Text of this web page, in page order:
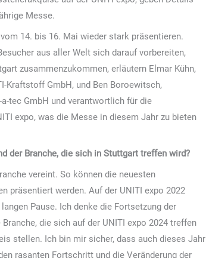
Messe.
14. bis 16. Mai wieder stark präsentieren.
aus aller Welt sich darauf vorbereiten,
zusammenzukommen, erläutern Elmar Kühn,
Kraftstoff GmbH, und Ben Boroewitsch,
tec GmbH und verantwortlich für die
expo, was die Messe in diesem Jahr zu bieten
der Branche, die sich in Stuttgart treffen wird?
vereint. So können die neuesten
präsentiert werden. Auf der UNITI expo 2022
Pause. Ich denke die Fortsetzung der
die sich auf der UNITI expo 2024 treffen
stellen. Ich bin mir sicher, dass auch dieses Jahr
rasanten Fortschritt und die Veränderung der